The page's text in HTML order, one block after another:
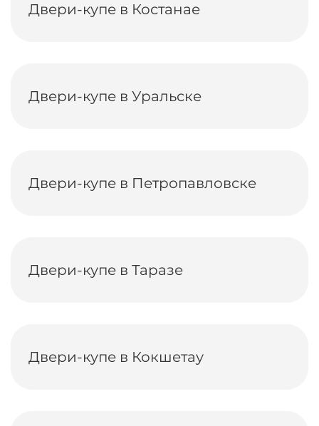
Двери-купе в Костанае
Двери-купе в Уральске
Двери-купе в Петропавловске
Двери-купе в Таразе
Двери-купе в Кокшетау